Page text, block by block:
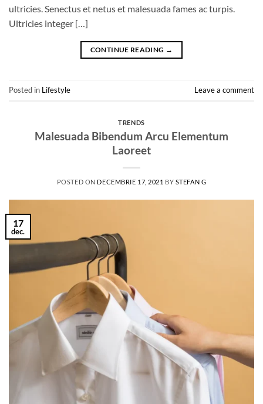
ultricies. Senectus et netus et malesuada fames ac turpis.
Ultricies integer […]
CONTINUE READING →
Posted in Lifestyle Leave a comment
TRENDS
Malesuada Bibendum Arcu Elementum
Laoreet
POSTED ON DECEMBRIE 17, 2021 BY STEFAN G
17
dec.